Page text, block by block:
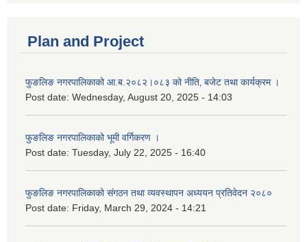
Plan and Project
फुङलिङ नगरपालिकाको आ.ब.२०८२।०८३ को नीति‚ बजेट तथा कार्यक्रम ।
Post date: Wednesday, August 20, 2025 - 14:03
फुङलिङ नगरपालिकाको भूमी वर्गिकरण ।
Post date: Tuesday, July 22, 2025 - 16:40
फुङलिङ नगरपालिकाको संगठन तथा व्यवस्थापन अध्ययन प्रतिवेदन २०८०
Post date: Friday, March 29, 2024 - 14:21